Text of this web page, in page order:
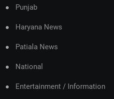
Punjab
Haryana News
Patiala News
National
Entertainment / Information